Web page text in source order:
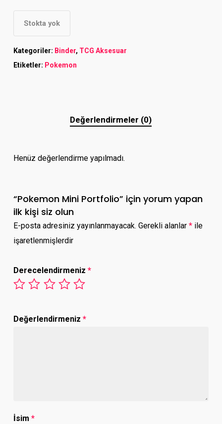
Stokta yok
Kategoriler: Binder, TCG Aksesuar
Etiketler: Pokemon
Değerlendirmeler (0)
Henüz değerlendirme yapılmadı.
“Pokemon Mini Portfolio” için yorum yapan
ilk kişi siz olun
E-posta adresiniz yayınlanmayacak. Gerekli alanlar *ile
işaretlenmişlerdir
Derecelendirmeniz *
Değerlendirmeniz *
İsim *